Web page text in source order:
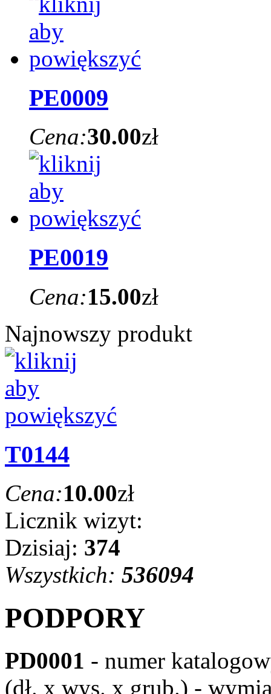
PE0009
Cena:30.00zł
PE0019
Cena:15.00zł
Najnowszy produkt
T0144
Cena:10.00zł
Licznik wizyt:
Dzisiaj: 374
Wszystkich: 536094
PODPORY
PD0001 - numer
(dł. x wys. x grub.) -